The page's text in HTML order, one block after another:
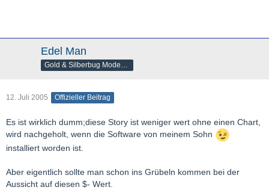
Edel Man
Gold & Silberbug Moderator
12. Juli 2005 Offizieller Beitrag
Es ist wirklich dumm;diese Story ist weniger wert ohne einen Chart,
wird nachgeholt, wenn die Software von meinem Sohn
installiert worden ist.
Aber eigentlich sollte man schon ins Grübeln kommen bei der
Aussicht auf diesen $- Wert.